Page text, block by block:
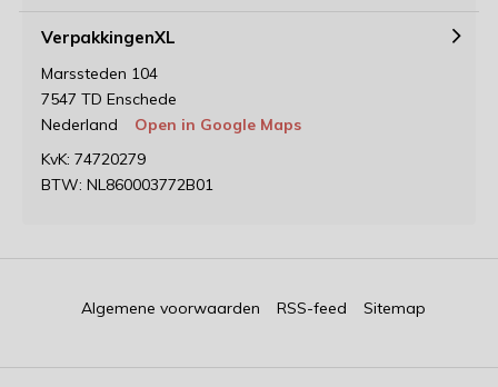
VerpakkingenXL
Marssteden 104
7547 TD Enschede
Nederland
Open in Google Maps
KvK: 74720279
BTW: NL860003772B01
Algemene voorwaarden RSS-feed Sitemap